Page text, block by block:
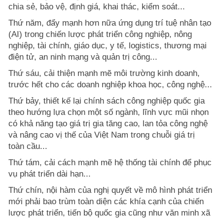
chia sẻ, bảo vệ, định giá, khai thác, kiểm soát...
Thứ năm, đẩy mạnh hơn nữa ứng dụng trí tuệ nhân tạo
(AI) trong chiến lược phát triển công nghiệp, nông
nghiệp, tài chính, giáo dục, y tế, logistics, thương mại
điện tử, an ninh mạng và quản trị công...
Thứ sáu, cải thiện mạnh mẽ môi trường kinh doanh,
trước hết cho các doanh nghiệp khoa học, công nghệ...
Thứ bảy, thiết kế lại chính sách công nghiệp quốc gia
theo hướng lựa chọn một số ngành, lĩnh vực mũi nhọn
có khả năng tạo giá trị gia tăng cao, lan tỏa công nghệ
và nâng cao vị thế của Việt Nam trong chuỗi giá trị
toàn cầu...
Thứ tám, cải cách mạnh mẽ hệ thống tài chính để phục
vụ phát triển dài hạn...
Thứ chín, nội hàm của nghị quyết về mô hình phát triển
mới phải bao trùm toàn diện các khía cạnh của chiến
lược phát triển, tiến bộ quốc gia cũng như văn minh xã